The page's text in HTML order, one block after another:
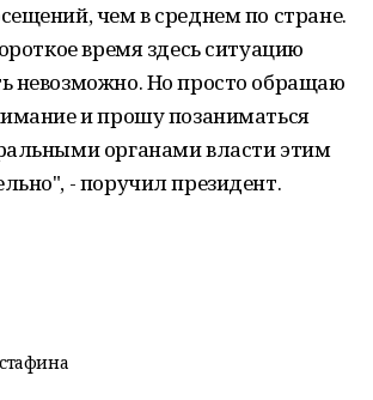
чем в среднем по стране.
время здесь ситуацию
невозможно. Но просто обращаю
и прошу позаниматься
органами власти этим
- поручил президент.